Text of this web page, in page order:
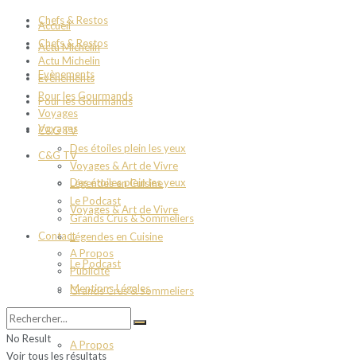
Chefs & Restos
Actu Michelin
Evènements
Pour les Gourmands
Voyages
C&G TV
Des étoiles plein les yeux
Voyages & Art de Vivre
Légendes en Cuisine
Le Podcast
Grands Crus & Sommeliers
Contact
A Propos
Accueil
Chefs & Restos
Actu Michelin
Evènements
Pour les Gourmands
Voyages
C&G TV
Des étoiles plein les yeux
Voyages & Art de Vivre
Légendes en Cuisine
Le Podcast
Grands Crus & Sommeliers
Contact
A Propos
Publicité
Mentions Légales
No Result
Voir tous les résultats